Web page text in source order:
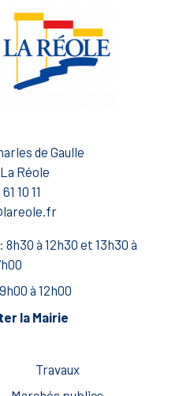
de Gaulle
Réole
10 11
8h30 à 12h30 et 13h30 à
à 12h00
la Mairie
Travaux